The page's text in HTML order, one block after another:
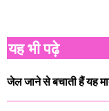
यह भी पढ़े
जेल जाने से बचाती हैं यह